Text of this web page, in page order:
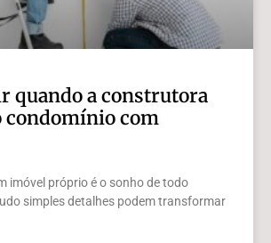
quando a construtora
condomínio com
imóvel próprio é o sonho de todo
simples detalhes podem transformar